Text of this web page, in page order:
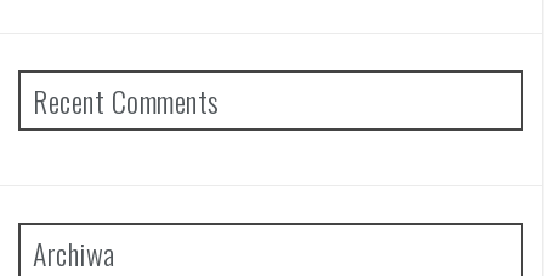
Recent Comments
Archiwa